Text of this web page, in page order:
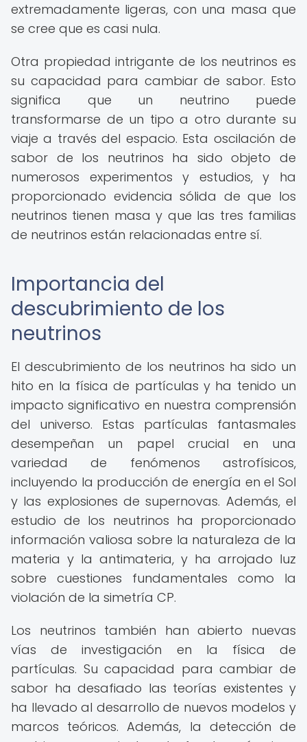
extremadamente ligeras, con una masa que
se cree que es casi nula.
Otra propiedad intrigante de los neutrinos es
su capacidad para cambiar de sabor. Esto
significa que un neutrino puede
transformarse de un tipo a otro durante su
viaje a través del espacio. Esta oscilación de
sabor de los neutrinos ha sido objeto de
numerosos experimentos y estudios, y ha
proporcionado evidencia sólida de que los
neutrinos tienen masa y que las tres familias
de neutrinos están relacionadas entre sí.
Importancia del
descubrimiento de los
neutrinos
El descubrimiento de los neutrinos ha sido un
hito en la física de partículas y ha tenido un
impacto significativo en nuestra comprensión
del universo. Estas partículas fantasmales
desempeñan un papel crucial en una
variedad de fenómenos astrofísicos,
incluyendo la producción de energía en el Sol
y las explosiones de supernovas. Además, el
estudio de los neutrinos ha proporcionado
información valiosa sobre la naturaleza de la
materia y la antimateria, y ha arrojado luz
sobre cuestiones fundamentales como la
violación de la simetría CP.
Los neutrinos también han abierto nuevas
vías de investigación en la física de
partículas. Su capacidad para cambiar de
sabor ha desafiado las teorías existentes y
ha llevado al desarrollo de nuevos modelos y
marcos teóricos. Además, la detección de